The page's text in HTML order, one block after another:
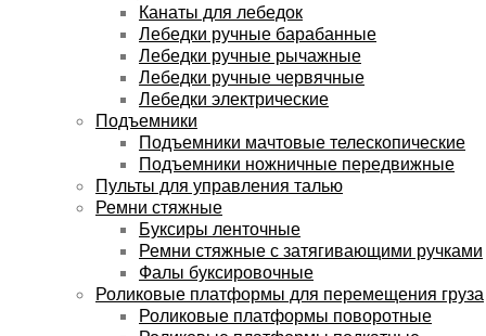
Канаты для лебедок
Лебедки ручные барабанные
Лебедки ручные рычажные
Лебедки ручные червячные
Лебедки электрические
Подъемники
Подъемники мачтовые телескопические
Подъемники ножничные передвижные
Пульты для управления талью
Ремни стяжные
Буксиры ленточные
Ремни стяжные с затягивающими ручками
Фалы буксировочные
Роликовые платформы для перемещения груза
Роликовые платформы поворотные